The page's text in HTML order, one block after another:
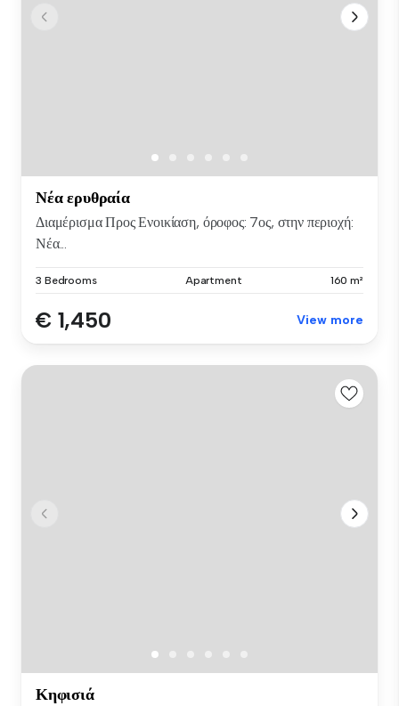
Νέα ερυθραία
Διαμέρισμα Προς Ενοικίαση, όροφος: 7ος, στην περιοχή:
Νέα...
3 Bedrooms Apartment 160 m²
€ 1,450 View more
Κηφισιά